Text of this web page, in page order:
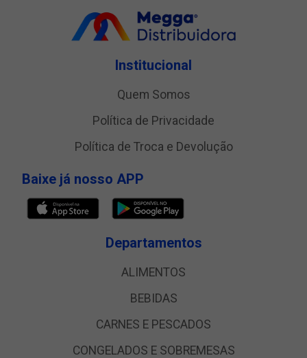
Institucional
Quem Somos
Política de Privacidade
Política de Troca e Devolução
Baixe já nosso APP
Departamentos
ALIMENTOS
BEBIDAS
CARNES E PESCADOS
CONGELADOS E SOBREMESAS